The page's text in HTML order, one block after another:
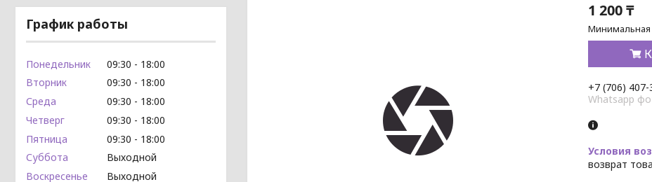
1 200 ₸
Минимальная
+7 (706)
Whatsapp
возврат
График работы
Понедельник 09:30
18:00
Вторник
09:30
18:00
Среда
09:30
18:00
Четверг
09:30
18:00
Пятница
09:30
18:00
Суббота
Выходной
Воскресенье
Выходной